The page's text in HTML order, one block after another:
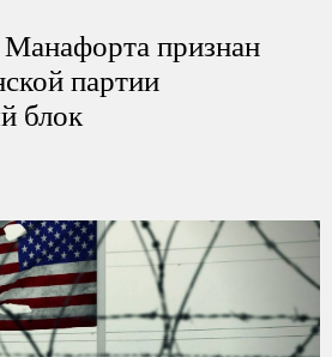
признан
партии
блок